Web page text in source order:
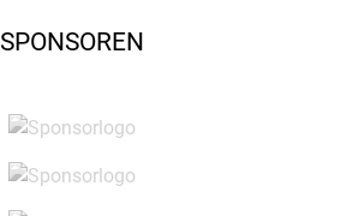
SPONSOREN